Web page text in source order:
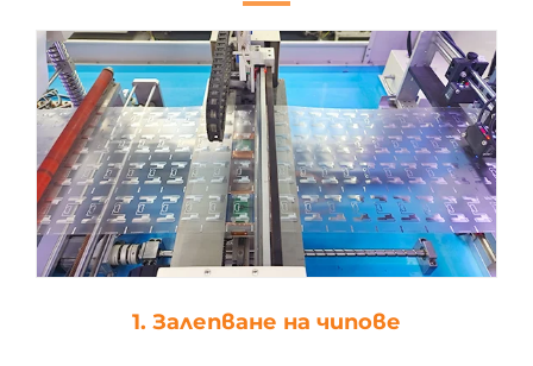
1. Залепване на чипове